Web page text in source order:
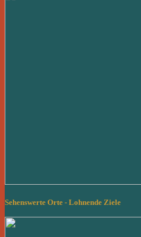
Sehenswerte Orte - Lohnende Ziele